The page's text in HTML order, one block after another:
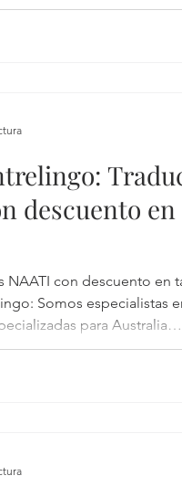
descuento en
NAATI con descuento en
Somos especialistas
para Australia